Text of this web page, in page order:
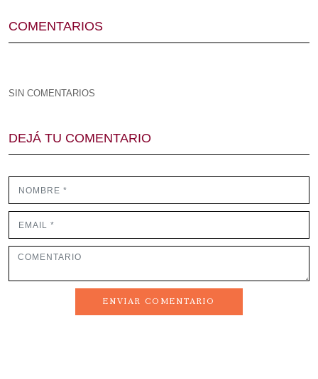
COMENTARIOS
SIN COMENTARIOS
DEJÁ TU COMENTARIO
ENVIAR COMENTARIO